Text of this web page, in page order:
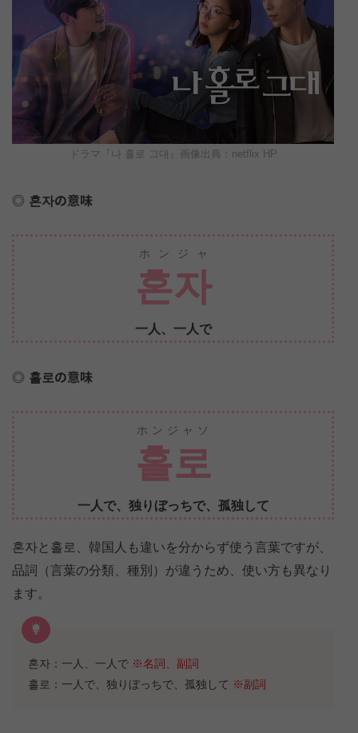
ドラマ『나 홀로 그대』画像出典：netflix HP
혼자の意味
혼자
ホンジャ
一人、一人で
홀로の意味
홀로
ホンジャソ
一人で、独りぼっちで、孤独して
혼자と홀로、韓国人も違いを分からず使う言葉ですが、
品詞（言葉の分類、種別）が違うため、使い方も異なり
ます。
혼자：一人、一人で ※名詞、副詞
홀로：一人で、独りぼっちで、孤独して ※副詞